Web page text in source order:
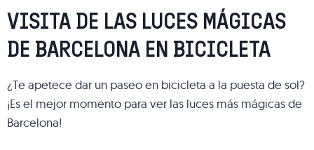
VISITA DE LAS LUCES MÁGICAS
DE BARCELONA EN BICICLETA
¿Te apetece dar un paseo en bicicleta a la puesta de sol?
¡Es el mejor momento para ver las luces más mágicas de
Barcelona!